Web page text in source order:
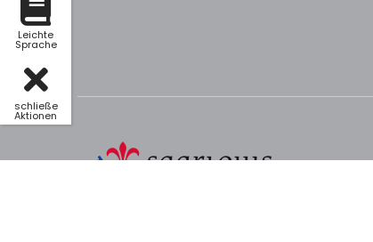
Leichte
Sprache
schließe
Aktionen